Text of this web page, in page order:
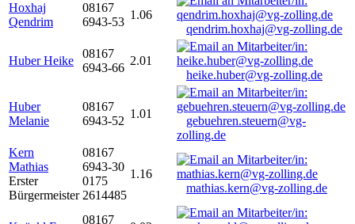
Hoxhaj
Qendrim
08167
6943-53
1.06
qendrim.hoxhaj@vg-zolling.de
Huber Heike
08167
6943-66
2.01
heike.huber@vg-zolling.de
Huber
Melanie
08167
6943-52
1.01
gebuehren.steuern@vg-
zolling.de
Kern
Mathias
Erster
Bürgermeister
08167
6943-30
0175
2614485
1.16
mathias.kern@vg-zolling.de
08167